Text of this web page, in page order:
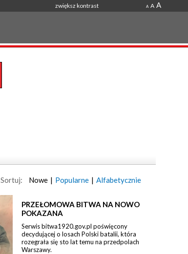
zwiększ kontrast A A A
Sortuj: Nowe | Popularne | Alfabetycznie
PRZEŁOMOWA BITWA NA NOWO
POKAZANA
Serwis bitwa1920.gov.pl poświęcony
decydującej o losach Polski batalii, która
rozegrała się sto lat temu na przedpolach
Warszawy.